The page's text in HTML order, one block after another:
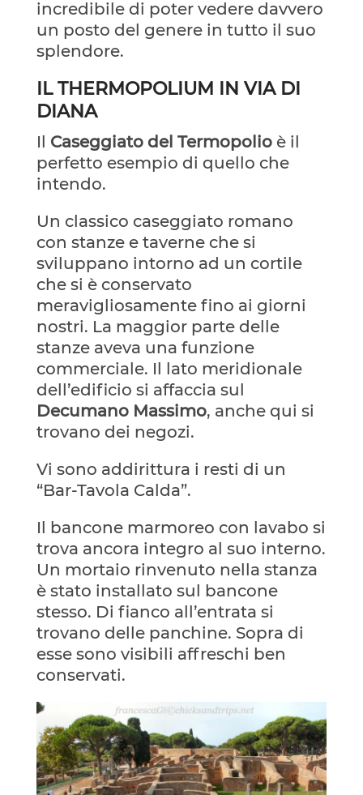
incredibile di poter vedere davvero
un posto del genere in tutto il suo
splendore.
IL THERMOPOLIUM IN VIA DI
DIANA
Il Caseggiato del Termopolioè il
perfetto esempio di quello che
intendo.
Un classico caseggiato romano
con stanze e taverne che si
sviluppano intorno ad un cortile
che si è conservato
meravigliosamente fino ai giorni
nostri. La maggior parte delle
stanze aveva una funzione
commerciale. Il lato meridionale
dell’edificio si affaccia sul
Decumano Massimo, anche qui si
trovano dei negozi.
Vi sono addirittura i resti di un
“Bar-Tavola Calda”.
Il bancone marmoreo con lavabo si
trova ancora integro al suo interno.
Un mortaio rinvenuto nella stanza
è stato installato sul bancone
stesso. Di fianco all’entrata si
trovano delle panchine. Sopra di
esse sono visibili affreschi ben
conservati.